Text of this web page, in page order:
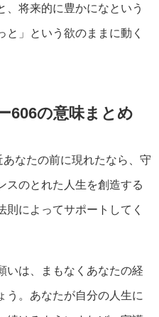
、将来的に豊かになという
と」という欲のままに動く
606の意味まとめ
なたの前に現れたなら、守
スのとれた人生を創造する
則によってサポートしてく
いは、まもなくあなたの経
う。あなたが自分の人生に